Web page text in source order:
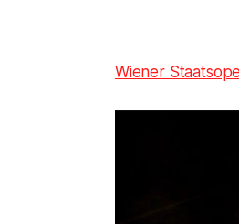
Wiener